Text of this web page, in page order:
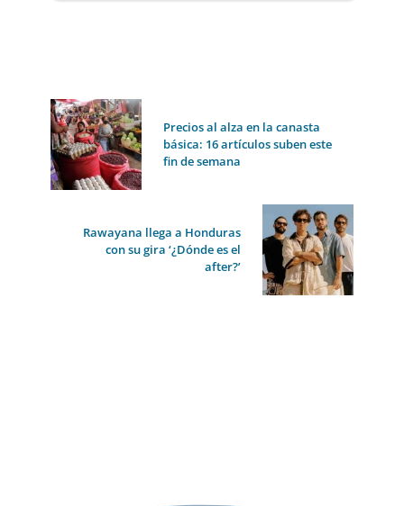
Precios al alza en la canasta
básica: 16 artículos suben este
fin de semana
Rawayana llega a Honduras
con su gira ‘¿Dónde es el
after?’